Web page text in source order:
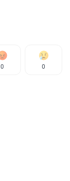
0 0